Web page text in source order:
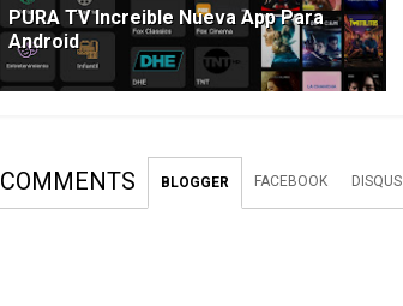
PURA TV Increible Nueva App Para
Android
COMMENTS BLOGGER FACEBOOK DISQUS